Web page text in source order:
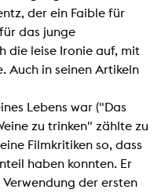
der ein Faible für
das junge
die leise Ironie auf, mit
Auch in seinen Artikeln
Lebens war ("Das
zu trinken" zählte zu
Filmkritiken so, dass
haben konnten. Er
der ersten